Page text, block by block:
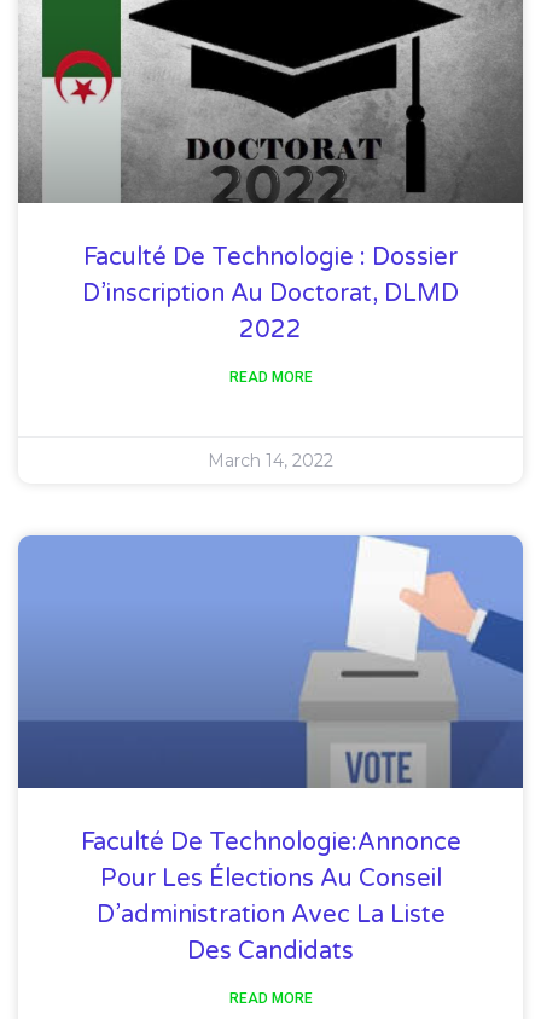
Faculté De Technologie : Dossier
D’inscription Au Doctorat, DLMD
2022
READ MORE
March 14, 2022
Faculté De Technologie:Annonce
Pour Les Élections Au Conseil
D’administration Avec La Liste
Des Candidats
READ MORE